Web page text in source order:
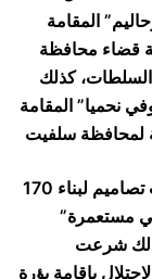
المقامة
قضاء محافظة
كذلك
نحميا” المقامة
ذكر التقرير أن وزارة الحرب الإسرائيلية نشرت تصاميم لبناء 170
للضيافة في مستعمرة”
شرعت
بإقامة بؤرة